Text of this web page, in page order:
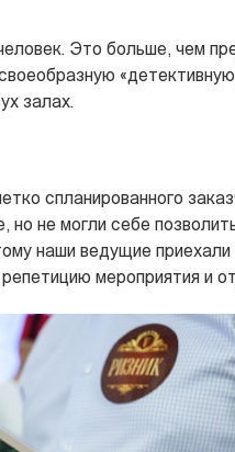
Это больше, чем
залах.
спланированного
но не могли себе
наши ведущие
мероприятия и